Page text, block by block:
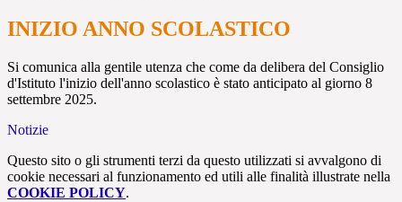
INIZIO ANNO SCOLASTICO
Si comunica alla gentile utenza che come da delibera del Consiglio
d'Istituto l'inizio dell'anno scolastico è stato anticipato al giorno 8
settembre 2025.
Notizie
Questo sito o gli strumenti terzi da questo utilizzati si avvalgono di
cookie necessari al funzionamento ed utili alle finalità illustrate nella
COOKIE POLICY.